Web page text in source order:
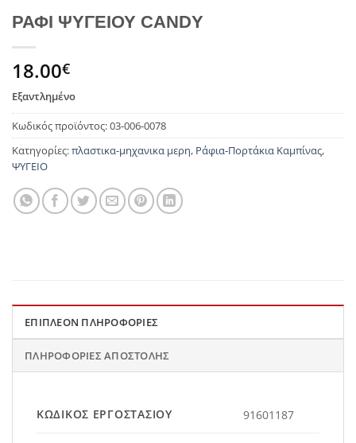
ΡΑΦΙ ΨΥΓΕΙΟΥ CANDY
18.00€
Εξαντλημένο
Κωδικός προϊόντος:03-006-0078
Κατηγορίες:πλαστικα-μηχανικα μερη, Ράφια-Πορτάκια Καμπίνας,
ΨΥΓΕΙΟ
ΕΠΙΠΛΈΟΝ ΠΛΗΡΟΦΟΡΊΕΣ
ΠΛΗΡΟΦΟΡΊΕΣ ΑΠΟΣΤΟΛΉΣ
ΚΩΔΙΚΌΣ ΕΡΓΟΣΤΑΣΊΟΥ 91601187